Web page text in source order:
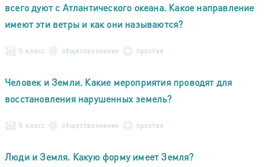
всего дуют с Атлантического океана. Какое направление
имеют эти ветры и как они называются?
5 класс обществознание простая
Человек и Земли. Какие мероприятия проводят для
восстановления нарушенных земель?
5 класс обществознание простая
Люди и Земля. Какую форму имеет Земля?